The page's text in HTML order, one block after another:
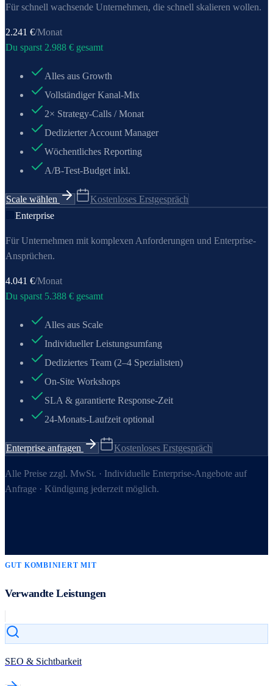
Für schnell wachsende Unternehmen, die schnell skalieren wollen.
2.241 €/Monat
Du sparst 2.988 € gesamt
Alles aus Growth
Vollständiger Kanal-Mix
2× Strategy-Calls / Monat
Dedizierter Account Manager
Wöchentliches Reporting
A/B-Test-Budget inkl.
Scale wählen
Kostenloses Erstgespräch
Enterprise
Für Unternehmen mit komplexen Anforderungen und Enterprise-
Ansprüchen.
4.041 €/Monat
Du sparst 5.388 € gesamt
Alles aus Scale
Individueller Leistungsumfang
Dediziertes Team (2–4 Spezialisten)
On-Site Workshops
SLA & garantierte Response-Zeit
24-Monats-Laufzeit optional
Enterprise anfragen Kostenloses Erstgespräch
Alle Preise zzgl. MwSt. · Individuelle Enterprise-Angebote auf
Anfrage · Kündigung jederzeit möglich.
GUT KOMBINIERT MIT
Verwandte Leistungen
SEO & Sichtbarkeit